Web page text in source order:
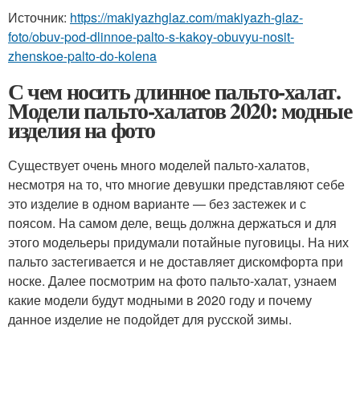
Источник: https://makiyazhglaz.com/makiyazh-glaz-
foto/obuv-pod-dlinnoe-palto-s-kakoy-obuvyu-nosit-
zhenskoe-palto-do-kolena
С чем носить длинное пальто-халат.
Модели пальто-халатов 2020: модные
изделия на фото
Существует очень много моделей пальто-халатов,
несмотря на то, что многие девушки представляют себе
это изделие в одном варианте — без застежек и с
поясом. На самом деле, вещь должна держаться и для
этого модельеры придумали потайные пуговицы. На них
пальто застегивается и не доставляет дискомфорта при
носке. Далее посмотрим на фото пальто-халат, узнаем
какие модели будут модными в 2020 году и почему
данное изделие не подойдет для русской зимы.